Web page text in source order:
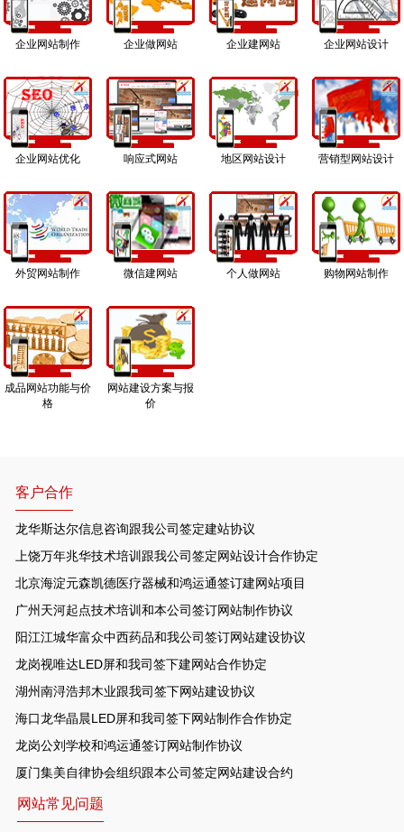
企业网站制作 企业做网站 企业建网站 企业网站设计
企业网站优化 响应式网站 地区网站设计 营销型网站设计
外贸网站制作 微信建网站 个人做网站 购物网站制作
成品网站功能与价
格
网站建设方案与报
价
客户合作
龙华斯达尔信息咨询跟我公司签定建站协议
上饶万年兆华技术培训跟我公司签定网站设计合作协定
北京海淀元森凯德医疗器械和鸿运通签订建网站项目
广州天河起点技术培训和本公司签订网站制作协议
阳江江城华富众中西药品和我公司签订网站建设协议
龙岗视唯达LED屏和我司签下建网站合作协定
湖州南浔浩邦木业跟我司签下网站建设协议
海口龙华晶晨LED屏和我司签下网站制作合作协定
龙岗公刘学校和鸿运通签订网站制作协议
厦门集美自律协会组织跟本公司签定网站建设合约
网站常见问题